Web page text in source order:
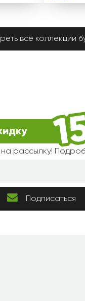
все коллекции
на рассылку!
Подписаться